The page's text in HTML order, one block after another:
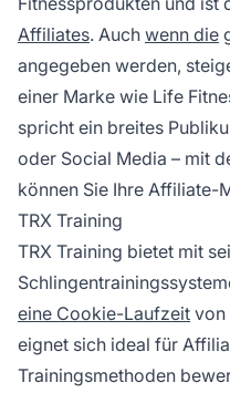
Affiliates. Auch wenn die
angegeben werden,
einer Marke wie Life
spricht ein breites
oder Social Media – mit
können Sie Ihre Affiliate-
TRX Training
TRX Training bietet mit
eine Cookie-Laufzeit von
eignet sich ideal für
Trainingsmethoden